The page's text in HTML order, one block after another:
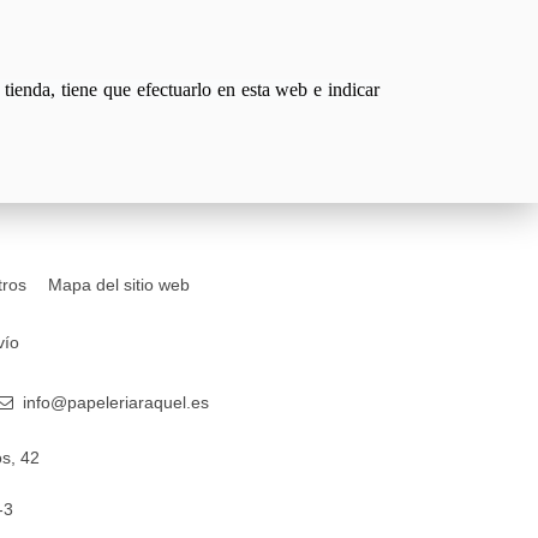
tiene que efectuarlo en esta web e indicar
Mapa del sitio web
info@papeleriaraquel.es
42